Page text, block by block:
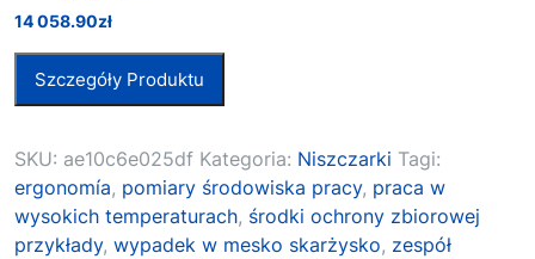
14 058.90zł
Szczegóły Produktu
SKU: ae10c6e025df Kategoria: Niszczarki Tagi:
ergonomía, pomiary środowiska pracy, praca w
wysokich temperaturach, środki ochrony zbiorowej
przykłady, wypadek w mesko skarżysko, zespół